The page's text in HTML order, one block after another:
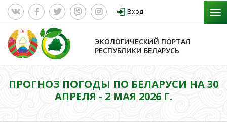
Вход
ЭКОЛОГИЧЕСКИЙ ПОРТАЛ
РЕСПУБЛИКИ БЕЛАРУСЬ
ПРОГНОЗ ПОГОДЫ ПО БЕЛАРУСИ НА 30
АПРЕЛЯ - 2 МАЯ 2026 Г.